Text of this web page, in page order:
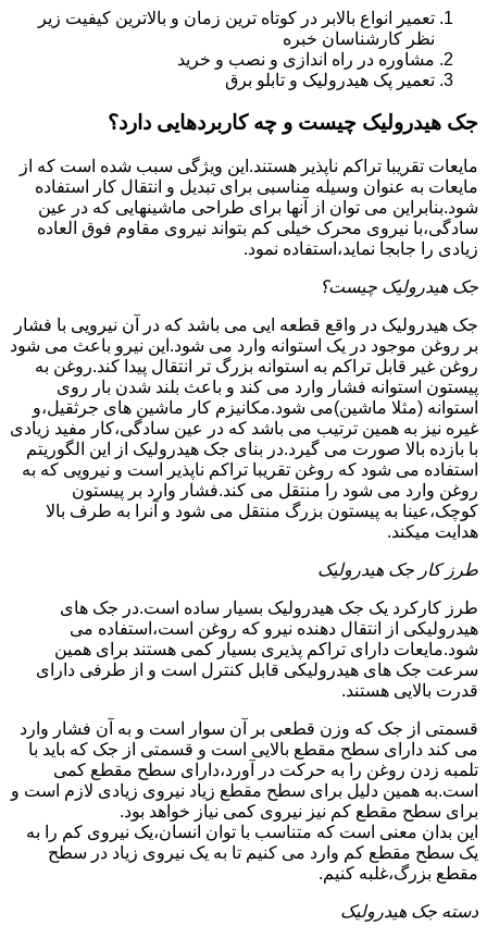
تعمیر انواع بالابر در کوتاه ترین زمان و بالاترین کیفیت زیر
نظر کارشناسان خبره
مشاوره در راه اندازی و نصب و خرید
تعمیر پک هیدرولیک و تابلو برق
جک هیدرولیک چیست و چه کاربردهایی دارد؟
مایعات تقریبا تراکم ناپذیر هستند.این ویژگی سبب شده است که از
مایعات به عنوان وسیله مناسبی برای تبدیل و انتقال کار استفاده
شود.بنابراین می توان از آنها برای طراحی ماشینهایی که در عین
سادگی،با نیروی محرک خیلی کم بتواند نیروی مقاوم فوق العاده
زیادی را جابجا نماید،استفاده نمود.
جک هیدرولیک چیست؟
جک هیدرولیک در واقع قطعه ایی می باشد که در آن نیرویی با فشار
بر روغن موجود در یک استوانه وارد می شود.این نیرو باعث می شود
روغن غیر قابل تراکم به استوانه بزرگ تر انتقال پیدا کند.روغن به
پیستون استوانه فشار وارد می کند و باعث بلند شدن بار روی
استوانه (مثلا ماشین)می شود.مکانیزم کار ماشین های جرثقیل،و
غیره نیز به همین ترتیب می باشد که در عین سادگی،کار مفید زیادی
با بازده بالا صورت می گیرد.در بنای جک هیدرولیک از این الگوریتم
استفاده می شود که روغن تقریبا تراکم ناپذیر است و نیرویی که به
روغن وارد می شود را منتقل می کند.فشار وارد بر پیستون
کوچک،عینا به پیستون بزرگ منتقل می شود و آنرا به طرف بالا
هدایت میکند.
طرز کار جک هیدرولیک
طرز کارکرد یک جک هیدرولیک بسیار ساده است.در جک های
هیدرولیکی از انتقال دهنده نیرو که روغن است،استفاده می
شود.مایعات دارای تراکم پذیری بسیار کمی هستند برای همین
سرعت جک های هیدرولیکی قابل کنترل است و از طرفی دارای
قدرت بالایی هستند.
قسمتی از جک که وزن قطعی بر آن سوار است و به آن فشار وارد
می کند دارای سطح مقطع بالایی است و قسمتی از جک که باید با
تلمبه زدن روغن را به حرکت در آورد،دارای سطح مقطع کمی
است.به همین دلیل برای سطح مقطع زیاد نیروی زیادی لازم است و
برای سطح مقطع کم نیز نیروی کمی نیاز خواهد بود.
این بدان معنی است که متناسب با توان انسان،یک نیروی کم را به
یک سطح مقطع کم وارد می کنیم تا به یک نیروی زیاد در سطح
مقطع بزرگ،غلبه کنیم.
دسته جک هیدرولیک